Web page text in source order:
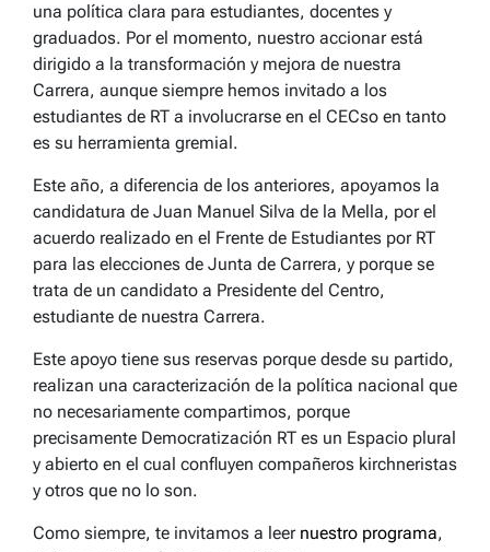
una política clara para estudiantes, docentes y
graduados. Por el momento, nuestro accionar está
dirigido a la transformación y mejora de nuestra
Carrera, aunque siempre hemos invitado a los
estudiantes de RT a involucrarse en el CECso en tanto
es su herramienta gremial.
Este año, a diferencia de los anteriores, apoyamos la
candidatura de Juan Manuel Silva de la Mella, por el
acuerdo realizado en el Frente de Estudiantes por RT
para las elecciones de Junta de Carrera, y porque se
trata de un candidato a Presidente del Centro,
estudiante de nuestra Carrera.
Este apoyo tiene sus reservas porque desde su partido,
realizan una caracterización de la política nacional que
no necesariamente compartimos, porque
precisamente Democratización RT es un Espacio plural
y abierto en el cual confluyen compañeros kirchneristas
y otros que no lo son.
Como siempre, te invitamos a leer nuestro programa,